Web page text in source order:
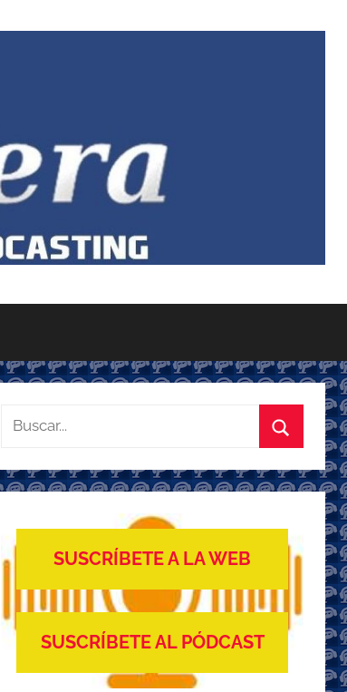
Buscar:
Buscar
SUSCRÍBETE A LA WEB
SUSCRÍBETE AL PÓDCAST